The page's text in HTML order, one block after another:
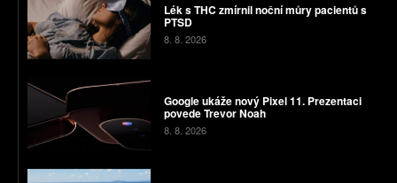
Lék s THC zmírnil noční můry pacientů s
PTSD
8. 8. 2026
Google ukáže nový Pixel 11. Prezentaci
povede Trevor Noah
8. 8. 2026